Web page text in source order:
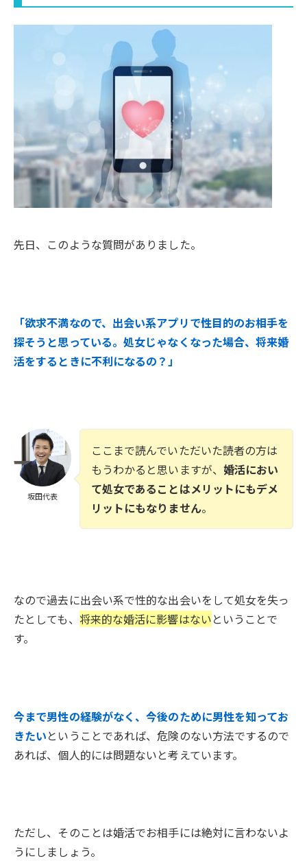
先日、このような質問がありました。
「欲求不満なので、出会い系アプリで性目的のお相手を
探そうと思っている。処女じゃなくなった場合、将来婚
活をするときに不利になるの？」
坂田代表
ここまで読んでいただいた読者の方は
もうわかると思いますが、 婚活におい
て処女であることはメリットにもデメ
リットにもなりません。
なので過去に出会い系で性的な出会いをして処女を失っ
たとしても、 将来的な婚活に影響はないということで
す。
今まで男性の経験がなく、今後のために男性を知ってお
きたいということであれば、危険のない方法でするので
あれば、個人的には問題ないと考えています。
ただし、そのことは婚活でお相手には絶対に言わないよ
うにしましょう。